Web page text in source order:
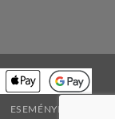
ESEMÉNYNAPTÁR